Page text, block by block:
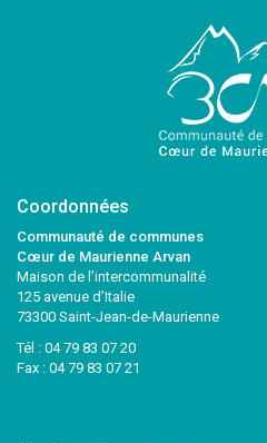
Coordonnées
Communauté de communes
Cœur de Maurienne Arvan
Maison de l’intercommunalité
125 avenue d’Italie
73300 Saint-Jean-de-Maurienne
Tél : 04 79 83 07 20
Fax : 04 79 83 07 21